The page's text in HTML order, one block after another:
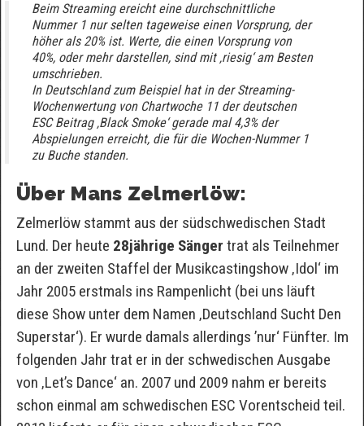
Beim Streaming ereicht eine durchschnittliche
Nummer 1 nur selten tageweise einen Vorsprung, der
höher als 20% ist. Werte, die einen Vorsprung von
40%, oder mehr darstellen, sind mit ‚riesig‘ am Besten
umschrieben.
In Deutschland zum Beispiel hat in der Streaming-
Wochenwertung von Chartwoche 11 der deutschen
ESC Beitrag ‚Black Smoke‘ gerade mal 4,3% der
Abspielungen erreicht, die für die Wochen-Nummer 1
zu Buche standen.
Über Mans Zelmerlöw:
Zelmerlöw stammt aus der südschwedischen Stadt
Lund. Der heute 28jährige Sänger trat als Teilnehmer
an der zweiten Staffel der Musikcastingshow ‚Idol‘ im
Jahr 2005 erstmals ins Rampenlicht (bei uns läuft
diese Show unter dem Namen ‚Deutschland Sucht Den
Superstar‘). Er wurde damals allerdings ’nur‘ Fünfter. Im
folgenden Jahr trat er in der schwedischen Ausgabe
von ‚Let’s Dance‘ an. 2007 und 2009 nahm er bereits
schon einmal am schwedischen ESC Vorentscheid teil.